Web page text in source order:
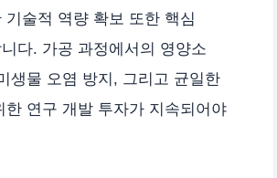
기술적 역량 확보 또한 핵심
다. 가공 과정에서의 영양소
생물 오염 방지, 그리고 균일한
한 연구 개발 투자가 지속되어야